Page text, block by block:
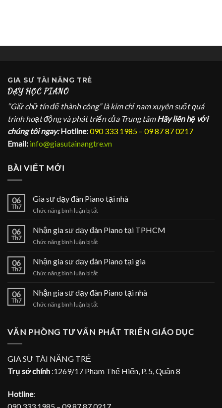
GIA SƯ TÀI NĂNG TRẺ
DẠY HỌC PIANO
“Giữ chữ tín để thành công” là kim chỉ nam xuyên suốt quá
trình hoạt động và phát triển của Trung tâm Hãy liên hệ với
chúng tôi ngay: Hotline:090 333 1985 – 09 87 87 0217
Email: info@giasutainangtre.vn
BÀI VIẾT MỚI
06
Th7
Gia sư dạy đàn Piano tại nhà
Chức năng bình luận bị tắtở
dạy
đàn
tại
06
Th7
Nhận gia sư dạy đàn Piano tại TPHCM
Chức năng bình luận bị tắtở
gia
sư
dạy
Piano
TPHCM
06
Th7
Nhận gia sư dạy đàn Piano tại gia
Chức năng bình luận bị tắtở
gia
sư
dạy
tại
06
Th7
Nhận gia sư dạy đàn Piano tại nhà
Chức năng bình luận bị tắtở
sư
nhà
VĂN PHÒNG TƯ VẤN PHÁT TRIỂN GIÁO DỤC
GIA SƯ TÀI NĂNG TRẺ
Trụ sở chính :1269/17 Phạm Thế Hiển, P. 5, Quận 8
Hotline: